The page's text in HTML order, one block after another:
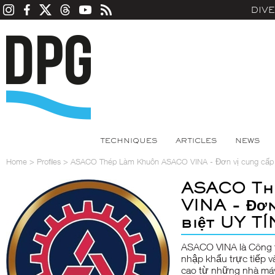
TECHNIQUES ARTICLES NEWS
Home > Profiles > ASACO Thép Làm Khuôn ASACO VINA - Đơn vị cung
ASACO
VINA -
biệt UY
ASACO VINA là
nhập khẩu trực tiếp
cao từ những nhà